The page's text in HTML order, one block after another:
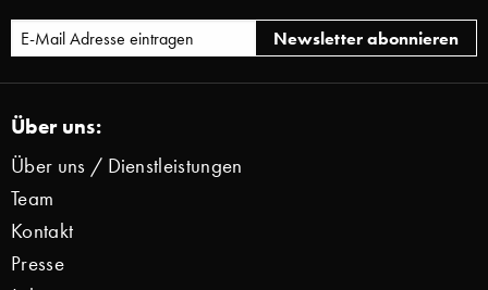
Über uns:
Über uns / Dienstleistungen
Team
Kontakt
Presse